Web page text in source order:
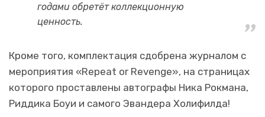
годами обретёт коллекционную
ценность.
Кроме того, комплектация сдобрена журналом с
мероприятия «Repeat or Revenge», на страницах
которого проставлены автографы Ника Рокмана,
Риддика Боуи и самого Эвандера Холифилда!